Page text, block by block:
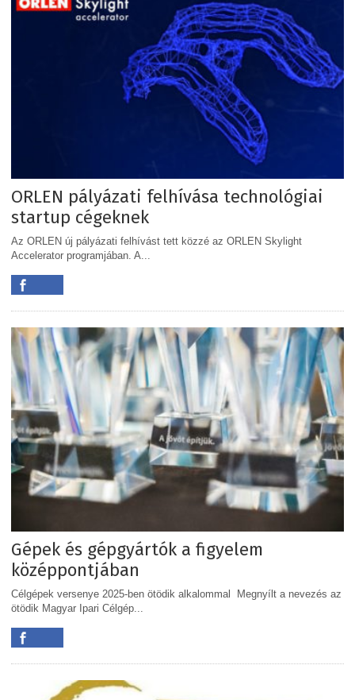
ORLEN pályázati felhívása technológiai
startup cégeknek
Az ORLEN új pályázati felhívást tett közzé az ORLEN Skylight
Accelerator programjában. A...
Gépek és gépgyártók a figyelem
középpontjában
Célgépek versenye 2025-ben ötödik alkalommal Megnyílt a nevezés az
ötödik Magyar Ipari Célgép...